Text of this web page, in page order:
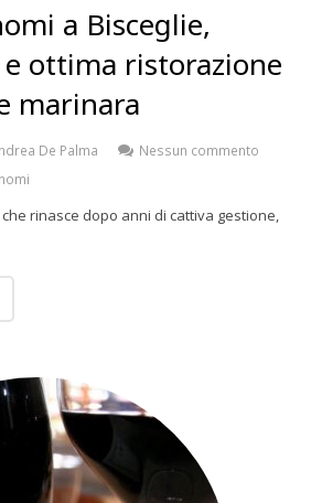
a Bisceglie,
e ottima ristorazione
marinara
De Palma
Nessun commento
rinasce dopo anni di cattiva gestione,